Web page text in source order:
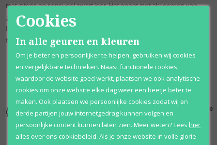
met intens en sensueel zwart leer. Het opent met akkoorden van
grapefruit, pomelo en whisky die leiden naar het hart van bevroren
lavendel, salie, tijm en rode kardemom. De basisnoten zijn leer,
tonkaboon en benzoë.
Kortingen
tot wel 70%
Al 12 jaar
voordelig
100% originele
parfums
Cookies
In alle geuren en kleuren
Om je beter en persoonlijker te helpen, gebruiken wij cookies
en vergelijkbare technieken. Naast functionele cookies,
waardoor de website goed werkt, plaatsen we ook analytische
cookies om onze website elke dag weer een beetje beter te
maken. Ook plaatsen we persoonlijke cookies zodat wij en
derde partijen jouw internetgedrag kunnen volgen en
persoonlijke content kunnen laten zien. Meer weten?Lees hier
alles over ons cookiebeleid. Als je onze website in volle glorie